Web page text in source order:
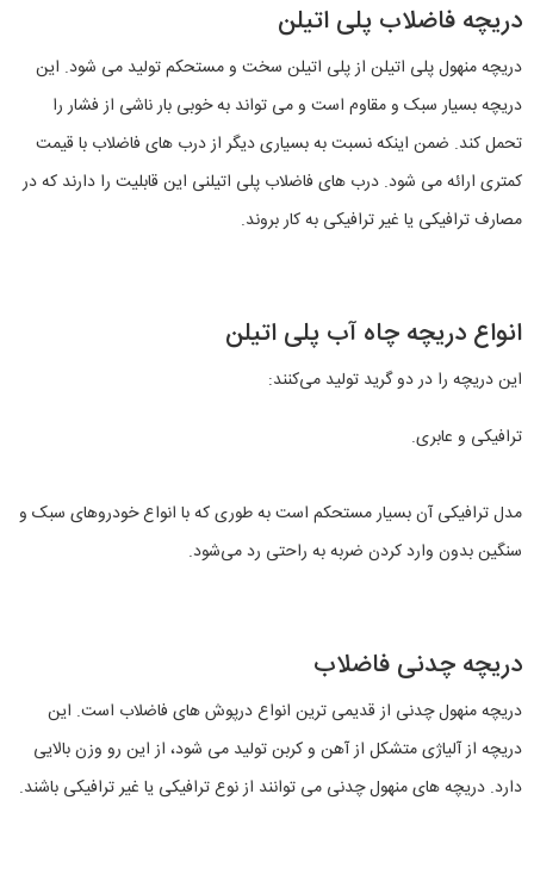
دریچه فاضلاب پلی اتیلن
دریچه منهول پلی اتیلن از پلی اتیلن سخت و مستحکم تولید می شود. این
دریچه بسیار سبک و مقاوم است و می‌ تواند به خوبی بار ناشی از فشار را
تحمل کند. ضمن اینکه نسبت به بسیاری دیگر از درب های فاضلاب با قیمت
کمتری ارائه می شود. درب های فاضلاب پلی اتیلنی این قابلیت را دارند که در
مصارف ترافیکی یا غیر ترافیکی به کار بروند.
انواع دریچه چاه آب پلی اتیلن
این دریچه را در دو گرید تولید می‌کنند:
ترافیکی و عابری.
مدل ترافیکی آن بسیار مستحکم است به طوری که با انواع خودروهای سبک و
سنگین بدون وارد کردن ضربه به راحتی رد می‌شود.
دریچه چدنی فاضلاب
دریچه منهول چدنی از قدیمی‌ ترین انواع درپوش های فاضلاب است. این
دریچه از آلیاژی متشکل از آهن و کربن تولید می‌ شود، از این رو وزن بالایی
دارد. دریچه های منهول چدنی می توانند از نوع ترافیکی یا غیر ترافیکی باشند.